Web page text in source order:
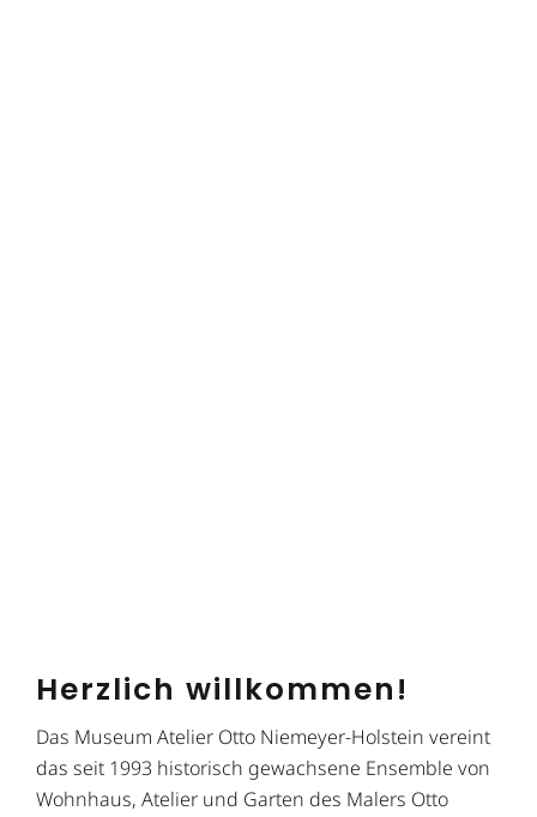
Herzlich willkommen!
Das Museum Atelier Otto Niemeyer-Holstein vereint
das seit 1993 historisch gewachsene Ensemble von
Wohnhaus, Atelier und Garten des Malers Otto